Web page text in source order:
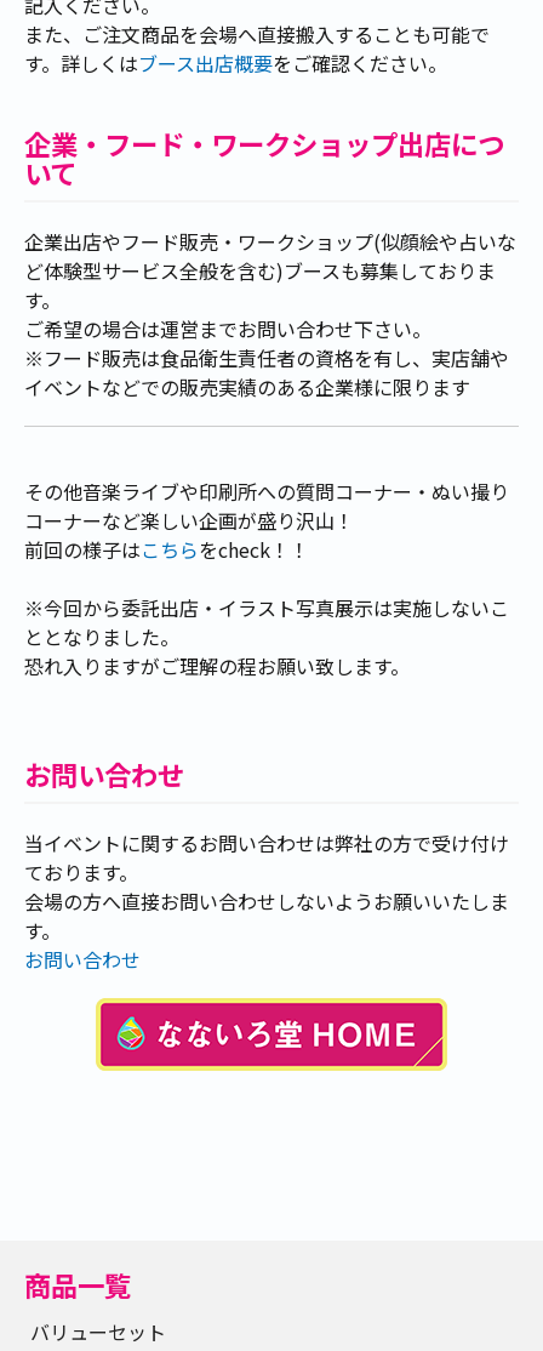
また、ご注文商品を会場へ直接搬入することも可能で
す。詳しくはブース出店概要をご確認ください。
企業・フード・ワークショップ出店につ
いて
企業出店やフード販売・ワークショップ(似顔絵や占いな
ど体験型サービス全般を含む)ブースも募集しておりま
す。
ご希望の場合は運営までお問い合わせ下さい。
※フード販売は食品衛生責任者の資格を有し、実店舗や
イベントなどでの販売実績のある企業様に限ります
その他音楽ライブや印刷所への質問コーナー・ぬい撮り
コーナーなど楽しい企画が盛り沢山！
前回の様子はこちらをcheck！！
※今回から委託出店・イラスト写真展示は実施しないこ
ととなりました。
恐れ入りますがご理解の程お願い致します。
お問い合わせ
当イベントに関するお問い合わせは弊社の方で受け付け
ております。
会場の方へ直接お問い合わせしないようお願いいたしま
す。
お問い合わせ
商品一覧
バリューセット